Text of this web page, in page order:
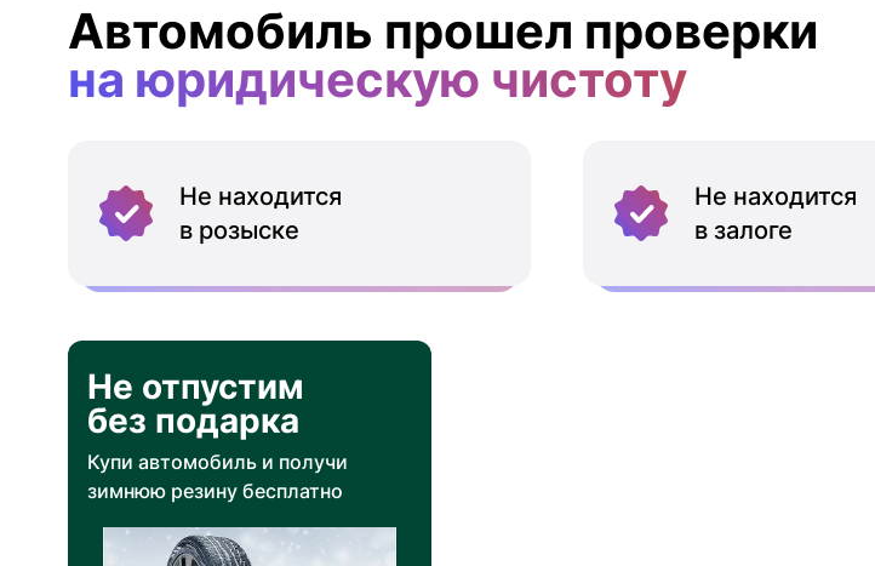
Автомобиль прошел проверки
на юридическую чистоту
Не находится
в розыске
Не находится
в залоге
Не отпустим
без подарка
Купи автомобиль и получи
зимнюю резину бесплатно